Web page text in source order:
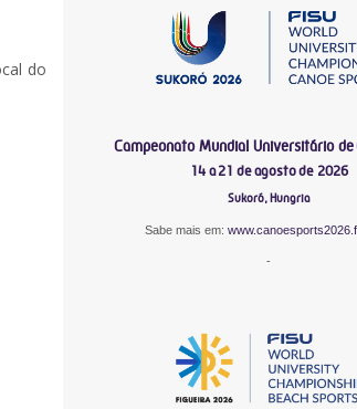
do
Campeonato Mundial Universitário de
14 a 21 de agosto de 2026
Sukoró, Hungria
Sabe mais em:
-